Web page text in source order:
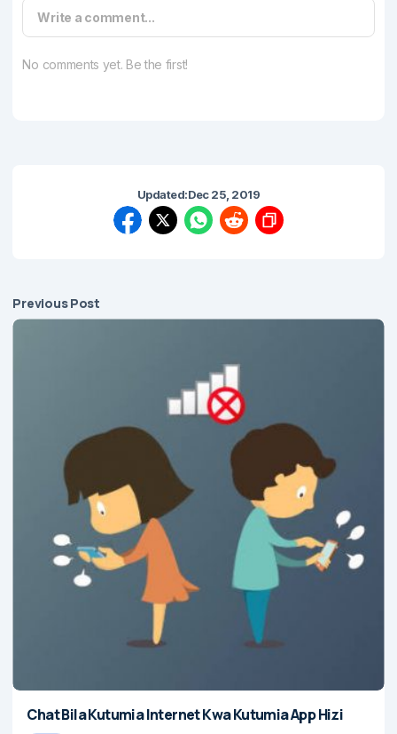
Write a comment...
No comments yet. Be the first!
Updated:Dec 25, 2019
Previous Post
Chat Bila Kutumia Internet Kwa Kutumia App Hizi